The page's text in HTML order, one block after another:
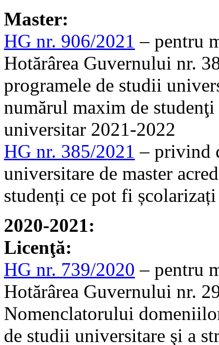
Master:
HG nr. 906/2021 – pentru
Hotărârea Guvernului nr.
programele de studii
numărul maxim de
universitar 2021-2022
HG nr. 385/2021 – privind
universitare de master
studenți ce pot fi
2020-2021:
Licenţă:
HG nr. 739/2020 – pentru
Hotărârea Guvernului nr.
Nomenclatorului
de studii universitare şi a